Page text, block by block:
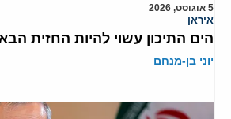
5 אוגוסט, 2026
איראן
הים התיכון עשוי להיות החזית
יוני בן-מנחם